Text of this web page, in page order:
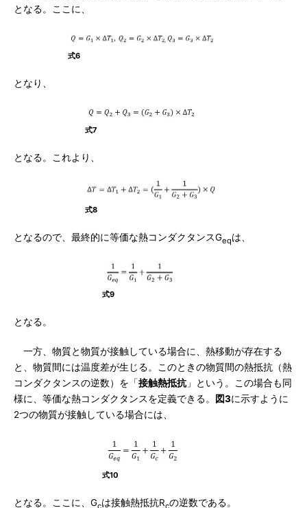
となる。ここに、
式6
となり、
式7
となる。これより、
式8
となるので、最終的に等価な熱コンダクタンスGeqは、
式9
となる。
一方、物質と物質が接触している場合に、熱移動が存在する
と、物質間には温度差が生じる。このときの物質間の熱抵抗（熱
コンダクタンスの逆数）を「接触熱抵抗」という。この場合も同
様に、等価な熱コンダクタンスを定義できる。
図3に示すように
2つの物質が接触している場合には、
式10
となる。ここに、Gcは接触熱抵抗Rcの逆数である。